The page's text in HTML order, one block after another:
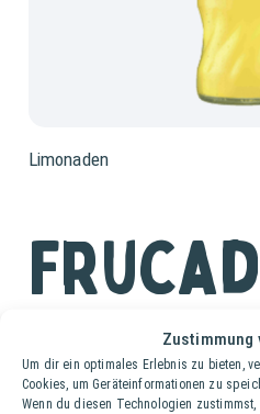
Zustimmung
Um dir ein optimales Erlebnis zu bieten,
Cookies, um Geräteinformationen zu
Wenn du diesen Technologien
Limonaden
Ki. (24 Fl. à 0,35 lt.)